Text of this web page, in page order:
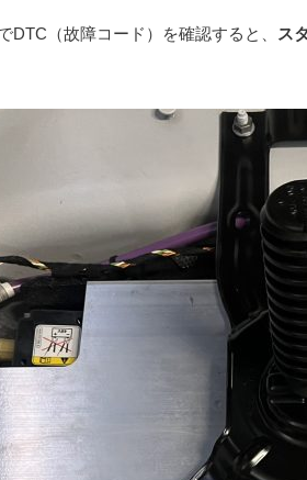
DTC（故障コード）を確認すると、 ス